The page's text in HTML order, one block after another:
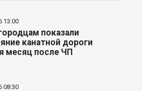
13:00
показали
канатной дороги
месяц после ЧП
08:30